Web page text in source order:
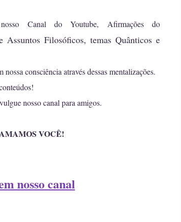
Canal do Youtube, Afirmações do
Assuntos Filosóficos, temas Quânticos e
consciência através dessas mentalizações.
nosso canal para amigos.
VOCÊ!
nosso canal